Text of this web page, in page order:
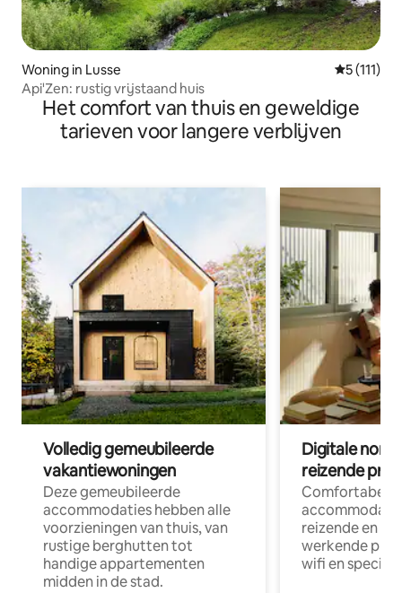
Woning in Lusse
5 (111)
Api'Zen: rustig vrijstaand huis
Het comfort van thuis en geweldige
tarieven voor langere verblijven
Volledig gemeubileerde
vakantiewoningen
Deze gemeubileerde
accommodaties hebben alle
voorzieningen van thuis, van
rustige berghutten tot
handige appartementen
midden in de stad.
Digitale
reizende
Comfortabele
reizende en
werkende
wifi en